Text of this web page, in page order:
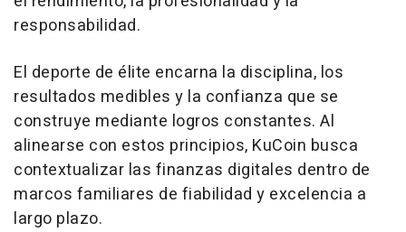
responsabilidad.
El deporte de élite encarna la disciplina, los
resultados medibles y la confianza que se
construye mediante logros constantes. Al
alinearse con estos principios, KuCoin busca
contextualizar las finanzas digitales dentro de
marcos familiares de fiabilidad y excelencia a
largo plazo.